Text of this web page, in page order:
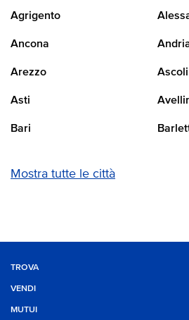
Agrigento
Ancona
Arezzo
Asti
Bari
Mostra tutte le città
TROVA
VENDI
MUTUI